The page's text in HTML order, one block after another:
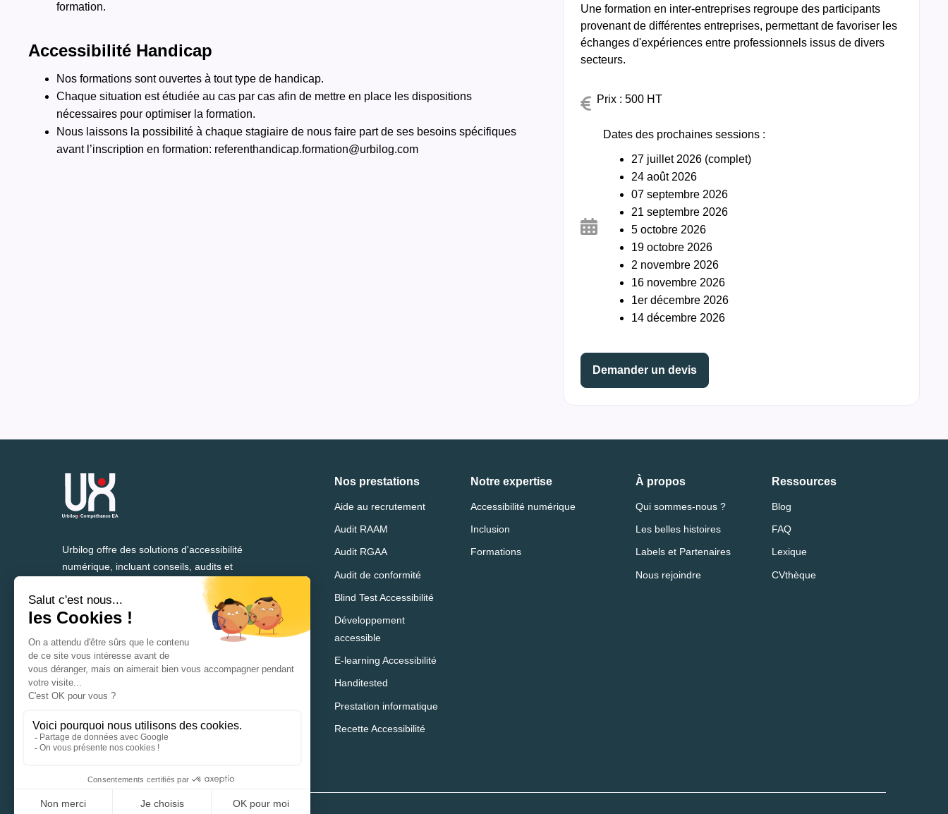
formation.
Accessibilité Handicap
Nos formations sont ouvertes à tout type de handicap.
Chaque situation est étudiée au cas par cas afin de mettre en place les dispositions
nécessaires pour optimiser la formation.
Nous laissons la possibilité à chaque stagiaire de nous faire part de ses besoins spécifiques
avant l’inscription en formation: referenthandicap.formation@urbilog.com
Une formation en inter-entreprises regroupe des participants
provenant de différentes entreprises, permettant de favoriser les
échanges d'expériences entre professionnels issus de divers
secteurs.
Prix : 500 HT
Dates des prochaines sessions :
27 juillet 2026 (complet)
24 août 2026
07 septembre 2026
21 septembre 2026
5 octobre 2026
19 octobre 2026
2 novembre 2026
16 novembre 2026
1er décembre 2026
14 décembre 2026
Demander un devis
Urbilog offre des solutions d'accessibilité
numérique, incluant conseils, audits et
formation, depuis plus de 25 ans.
37 rue Denis Papin
59650 Villeneuve-d’Ascq
+33 3 28 55 21 30
info@urbilog.com
Nos prestations
Aide au recrutement
Audit RAAM
Audit RGAA
Audit de conformité
Blind Test Accessibilité
Développement
accessible
E-learning Accessibilité
Handitested
Prestation informatique
Recette Accessibilité
Notre expertise
Accessibilité numérique
Inclusion
Formations
À propos
Qui sommes-nous ?
Les belles histoires
Labels et Partenaires
Nous rejoindre
Ressources
Blog
FAQ
Lexique
CVthèque